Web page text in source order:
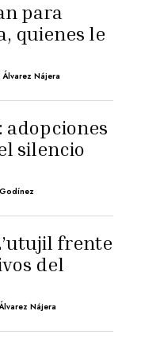
para
quienes le
Nájera
adopciones
silencio
frente
del
Nájera